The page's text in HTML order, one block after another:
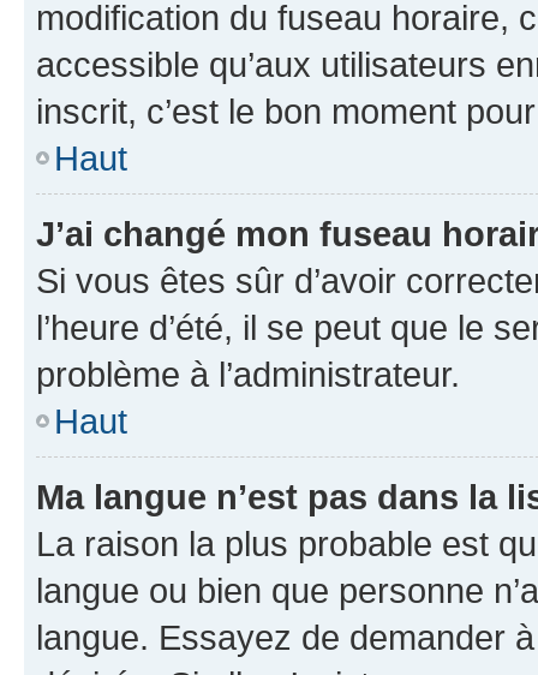
modification du fuseau horaire,
accessible qu’aux utilisateurs
inscrit, c’est le bon moment
Haut
J’ai changé mon fuseau
Si vous êtes sûr d’avoir
l’heure d’été, il se peut que le
problème à l’administrateur.
Haut
Ma langue n’est pas dans la
La raison la plus probable est
langue ou bien que personne
langue. Essayez de demander